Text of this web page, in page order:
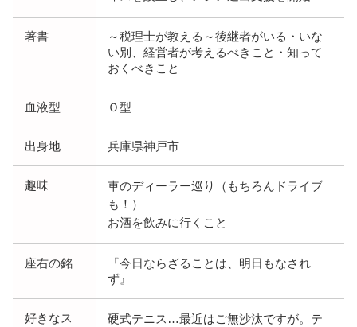
著書
～税理士が教える～後継者がいる・いな
い別、経営者が考えるべきこと・知って
おくべきこと
血液型 Ｏ型
出身地 兵庫県神戸市
趣味
車のディーラー巡り（もちろんドライブ
も！）
お酒を飲みに行くこと
座右の銘
『今日ならざることは、明日もなされ
ず』
好きなス
硬式テニス…最近はご無沙汰ですが。テ